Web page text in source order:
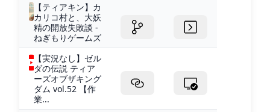
【ティアキン】カ
カリコ村と、大妖
精の開放失敗談 -
ねぎもりゲームズ
【実況なし】ゼル
ダの伝説 ティア
ーズオブザキング
ダム vol.52 【作
業...